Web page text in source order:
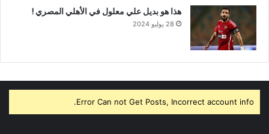
هذا هو بديل علي معلول في الأهلي المصري !
28 يوليو 2024
Error Can not Get Posts, Incorrect account info.